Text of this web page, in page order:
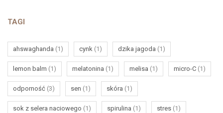
TAGI
ahswaghanda (1) cynk (1) dzika jagoda (1)
lemon balm (1) melatonina (1) melisa (1) micro-C (1)
odporność (3) sen (1) skóra (1)
sok z selera naciowego (1) spirulina (1) stres (1)